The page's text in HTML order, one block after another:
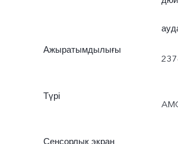
Ажыратымдылығы
Түрі